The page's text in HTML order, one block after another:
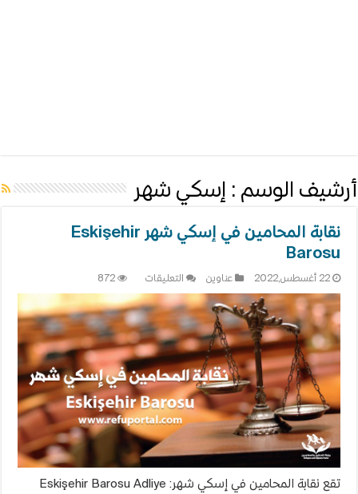
أرشيف الوسم : إسكي شهر
نقابة المحامين في إسكي شهر Eskişehir
Barosu
22 أغسطس,2022 عناوين التعليقات
المحامين
في
إسكي
شهر
Eskişehir
Barosu
مغلقة
872
تقع نقابة المحامين في إسكي شهر: Eskişehir Barosu Adliye